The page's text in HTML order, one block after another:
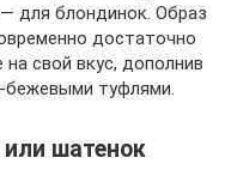
для блондинок. Образ
достаточно
свой вкус, дополнив
бежевыми туфлями.
шатенок